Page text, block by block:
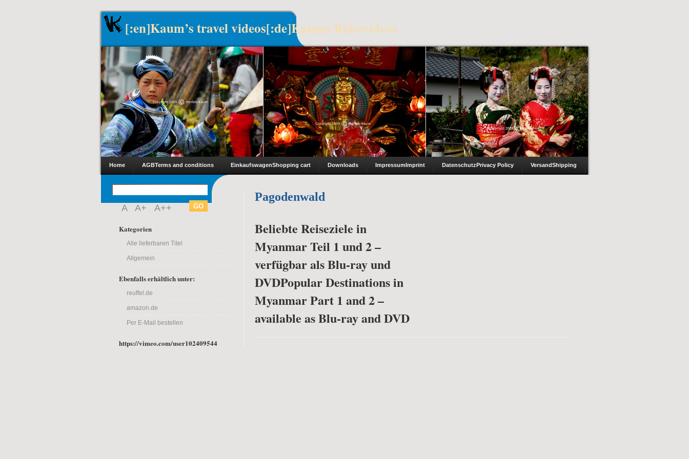
[:en]Kaum’s travel videos[:de]Kaums Reisevideos
Home AGBTerms and conditions EinkaufswagenShopping cart Downloads ImpressumImprint DatenschutzPrivacy Policy VersandShipping
A A+ A++
Kategorien
Alle lieferbaren Titel
Allgemein
Ebenfalls erhältlich unter:
reuffel.de
amazon.de
Per E-Mail bestellen
https://vimeo.com/user102409544
Pagodenwald
Beliebte Reiseziele in
Myanmar Teil 1 und 2 –
verfügbar als Blu-ray und
DVDPopular Destinations in
Myanmar Part 1 and 2 –
available as Blu-ray and DVD